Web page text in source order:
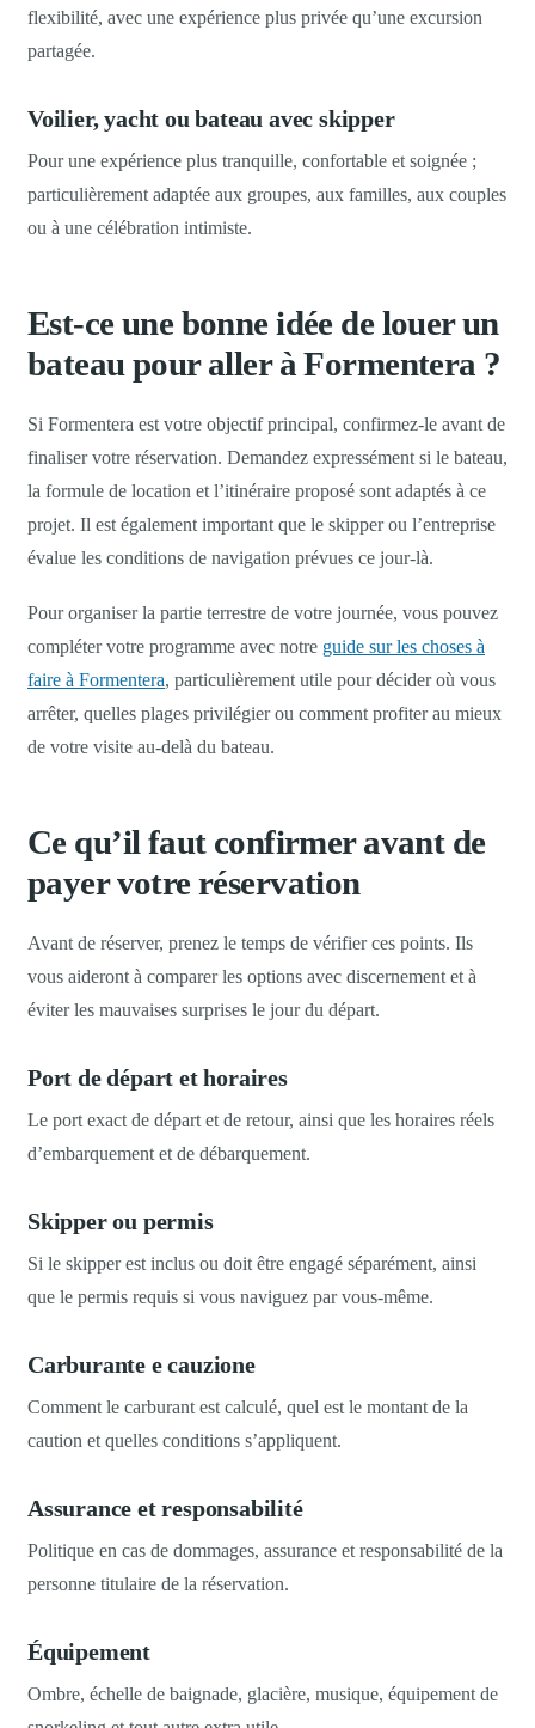
flexibilité, avec une expérience plus privée qu’une excursion
partagée.
Voilier, yacht ou bateau avec skipper
Pour une expérience plus tranquille, confortable et soignée ;
particulièrement adaptée aux groupes, aux familles, aux couples
ou à une célébration intimiste.
Est-ce une bonne idée de louer un
bateau pour aller à Formentera ?
Si Formentera est votre objectif principal, confirmez-le avant de
finaliser votre réservation. Demandez expressément si le bateau,
la formule de location et l’itinéraire proposé sont adaptés à ce
projet. Il est également important que le skipper ou l’entreprise
évalue les conditions de navigation prévues ce jour-là.
Pour organiser la partie terrestre de votre journée, vous pouvez
compléter votre programme avec notre guide sur les choses à
faire à Formentera, particulièrement utile pour décider où vous
arrêter, quelles plages privilégier ou comment profiter au mieux
de votre visite au-delà du bateau.
Ce qu’il faut confirmer avant de
payer votre réservation
Avant de réserver, prenez le temps de vérifier ces points. Ils
vous aideront à comparer les options avec discernement et à
éviter les mauvaises surprises le jour du départ.
Port de départ et horaires
Le port exact de départ et de retour, ainsi que les horaires réels
d’embarquement et de débarquement.
Skipper ou permis
Si le skipper est inclus ou doit être engagé séparément, ainsi
que le permis requis si vous naviguez par vous-même.
Carburante e cauzione
Comment le carburant est calculé, quel est le montant de la
caution et quelles conditions s’appliquent.
Assurance et responsabilité
Politique en cas de dommages, assurance et responsabilité de la
personne titulaire de la réservation.
Équipement
Ombre, échelle de baignade, glacière, musique, équipement de